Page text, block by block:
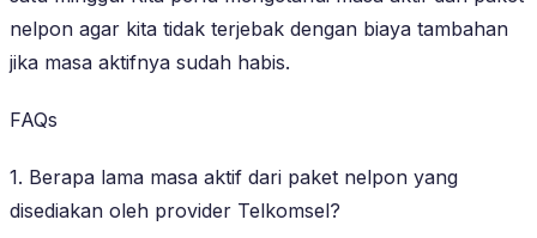
nelpon agar kita tidak terjebak dengan biaya tambahan
jika masa aktifnya sudah habis.
FAQs
1. Berapa lama masa aktif dari paket nelpon yang
disediakan oleh provider Telkomsel?